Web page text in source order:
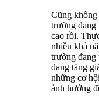
Cũng
trường đang
cao rồi.
nhiều khả
trường đang
đang tăng
những cơ
ảnh hưởng